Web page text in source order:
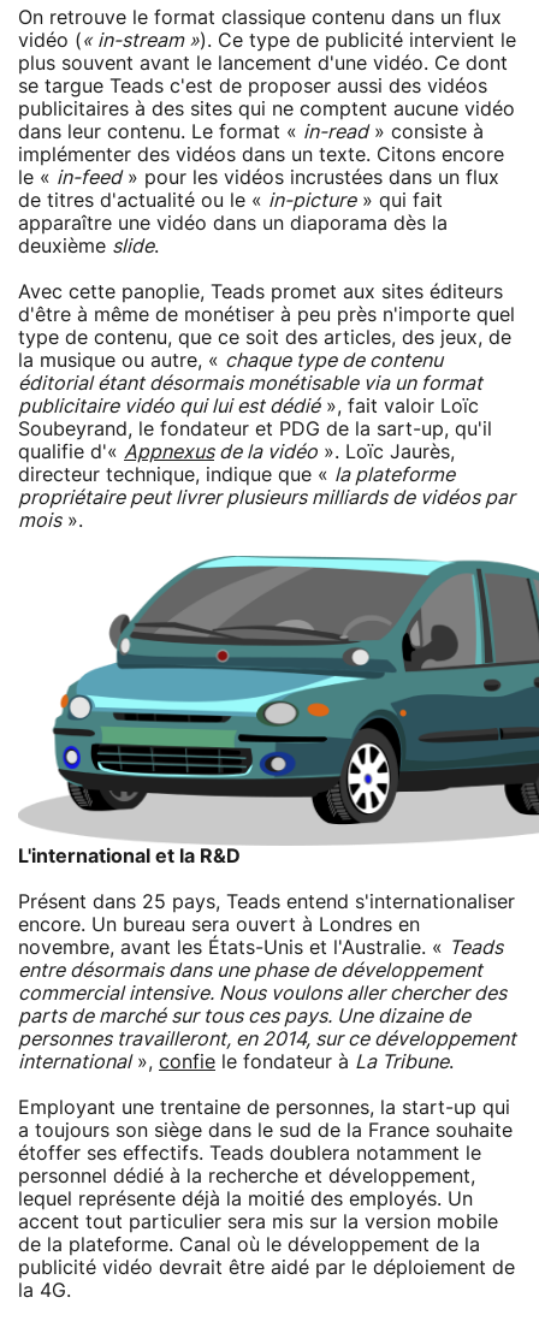
On retrouve le format classique contenu dans un flux
vidéo (« in-stream »). Ce type de publicité intervient le
plus souvent avant le lancement d'une vidéo. Ce dont
se targue Teads c'est de proposer aussi des vidéos
publicitaires à des sites qui ne comptent aucune vidéo
dans leur contenu. Le format « in-read» consiste à
implémenter des vidéos dans un texte. Citons encore
le « in-feed» pour les vidéos incrustées dans un flux
de titres d'actualité ou le « in-picture» qui fait
apparaître une vidéo dans un diaporama dès la
deuxième slide.
Avec cette panoplie, Teads promet aux sites éditeurs
d'être à même de monétiser à peu près n'importe quel
type de contenu, que ce soit des articles, des jeux, de
la musique ou autre, « chaque type de contenu
éditorial étant désormais monétisable via un format
publicitaire vidéo qui lui est dédié», fait valoir Loïc
Soubeyrand, le fondateur et PDG de la sart-up, qu'il
qualifie d'« Appnexusde la vidéo ». Loïc Jaurès,
directeur technique, indique que « la plateforme
propriétaire peut livrer plusieurs milliards de vidéos par
mois».
L'international et la R&D
Présent dans 25 pays, Teads entend s'internationaliser
encore. Un bureau sera ouvert à Londres en
novembre, avant les États-Unis et l'Australie. « Teads
entre désormais dans une phase de développement
commercial intensive. Nous voulons aller chercher des
parts de marché sur tous ces pays. Une dizaine de
personnes travailleront, en 2014, sur ce développement
international», confie le fondateur à La Tribune.
Employant une trentaine de personnes, la start-up qui
a toujours son siège dans le sud de la France souhaite
étoffer ses effectifs. Teads doublera notamment le
personnel dédié à la recherche et développement,
lequel représente déjà la moitié des employés. Un
accent tout particulier sera mis sur la version mobile
de la plateforme. Canal où le développement de la
publicité vidéo devrait être aidé par le déploiement de
la 4G.